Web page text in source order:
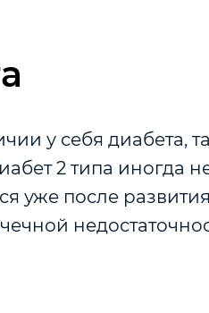
у себя диабета,
2 типа иногда
уже после развития